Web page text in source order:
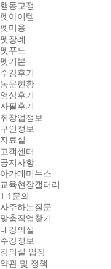
행동교정
펫아이템
펫미용
펫장례
펫푸드
펫기본
수강후기
동문현황
영상후기
자필후기
취창업정보
구인정보
자료실
고객센터
공지사항
아카데미뉴스
교육현장갤러리
1:1문의
자주하는질문
맞춤직업찾기
내강의실
수강정보
강의실 입장
약관 및 정책